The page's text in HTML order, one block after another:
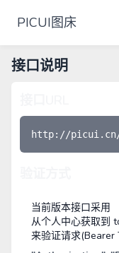
PICUI图床
接口说明
当前版本接口采用
从个人中心获取到
来验证请求(Bearer